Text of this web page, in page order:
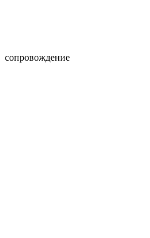
сопровождение